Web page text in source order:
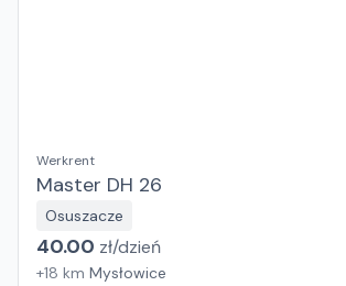
Werkrent
Master DH 26
Osuszacze
40.00 zł/dzień
+18 km Mysłowice